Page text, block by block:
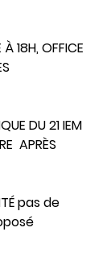
18H, OFFICE
DU 21 IEM
APRÈS
pas de